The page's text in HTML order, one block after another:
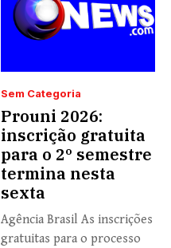
Sem Categoria
Prouni 2026:
inscrição gratuita
para o 2º semestre
termina nesta
sexta
Agência Brasil As inscrições
gratuitas para o processo